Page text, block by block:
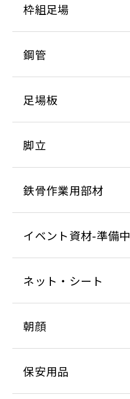
枠組⾜場
鋼管
⾜場板
脚立
鉄⾻作業⽤部材
イベント資材-準備中
ネット・シート
朝顔
保安⽤品